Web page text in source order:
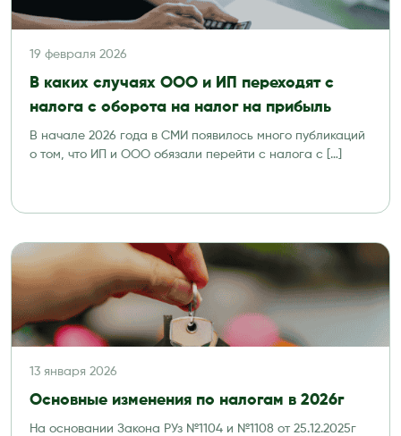
19 февраля 2026
В каких случаях ООО и ИП переходят с
налога с оборота на налог на прибыль
В начале 2026 года в СМИ появилось много публикаций
о том, что ИП и ООО обязали перейти с налога с […]
13 января 2026
Основные изменения по налогам в 2026г
На основании Закона РУз №1104 и №1108 от 25.12.2025г